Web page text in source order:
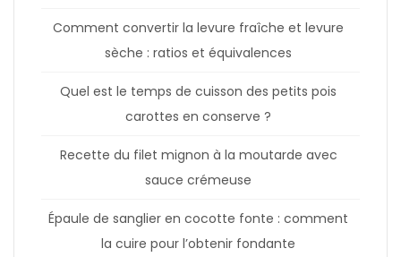
Comment convertir la levure fraîche et levure
sèche : ratios et équivalences
Quel est le temps de cuisson des petits pois
carottes en conserve ?
Recette du filet mignon à la moutarde avec
sauce crémeuse
Épaule de sanglier en cocotte fonte : comment
la cuire pour l’obtenir fondante